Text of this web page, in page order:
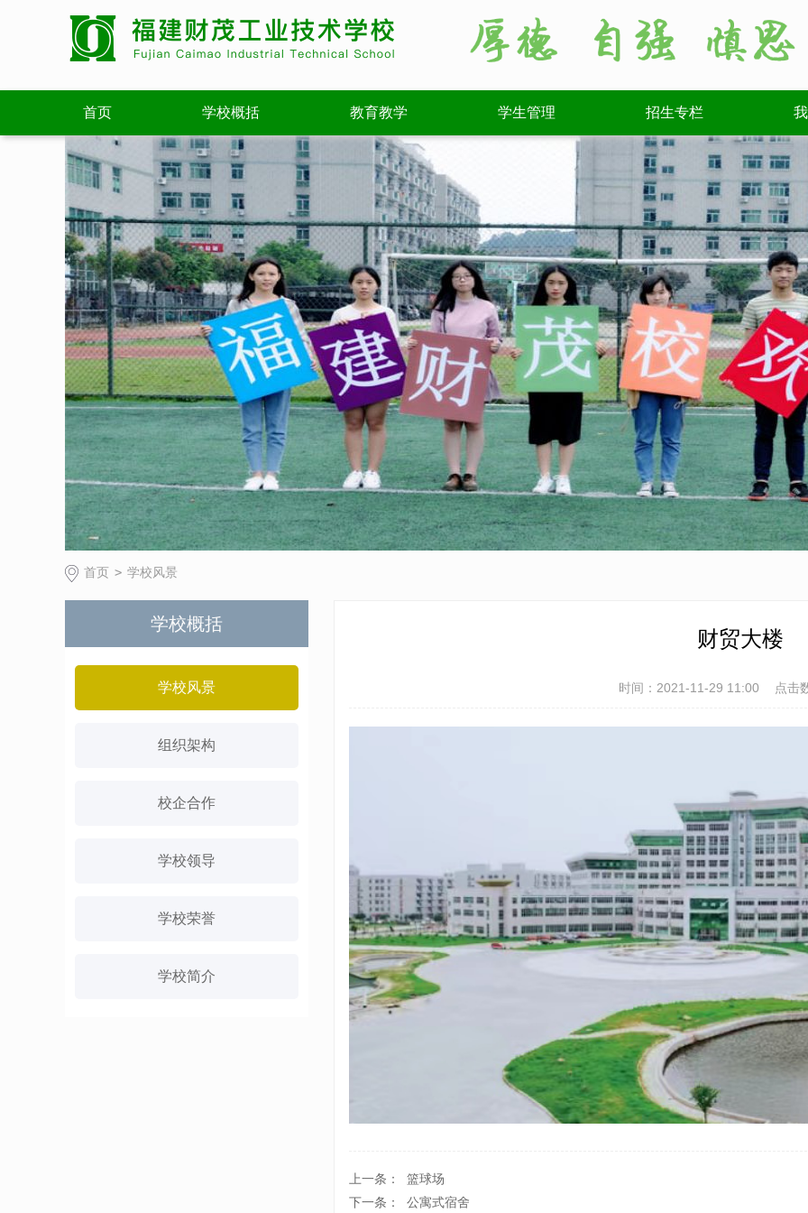
首页 学校概括 教育教学 学生管理 招生专栏
首页 > 学校风景
学校概括
学校风景
组织架构
校企合作
学校领导
学校荣誉
学校简介
财贸大楼
时间：2021-11-29 11:00 点击
上一条：
篮球场
下一条：
公寓式宿舍